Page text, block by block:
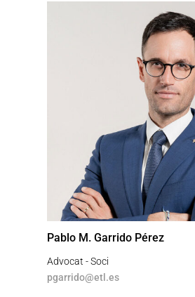
Pablo M. Garrido Pérez
Advocat - Soci
pgarrido@etl.es